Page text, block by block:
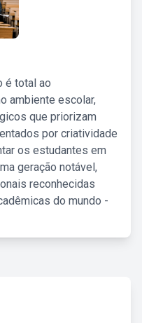
é total ao
ambiente escolar,
que priorizam
por criatividade
os estudantes em
geração notável,
reconhecidas
do mundo -